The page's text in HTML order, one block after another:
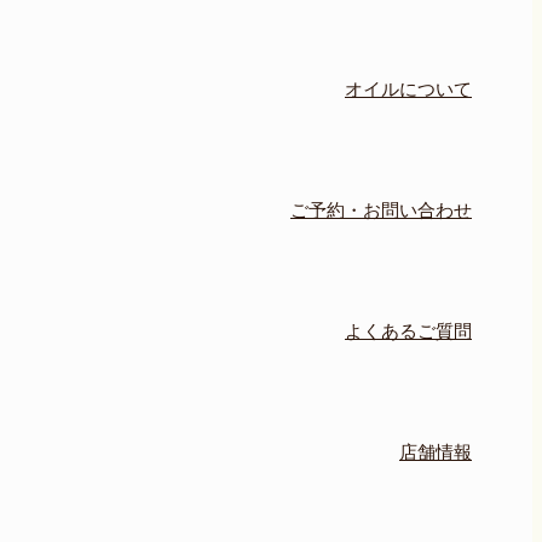
オイルについて
ご予約・お問い合わせ
よくあるご質問
店舗情報